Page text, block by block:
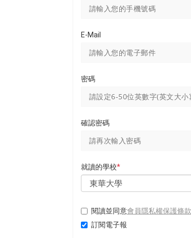
E-Mail
密碼
確認密碼
就讀的學校*
閱讀並同意會員隱私權保護條款
訂閱電子報